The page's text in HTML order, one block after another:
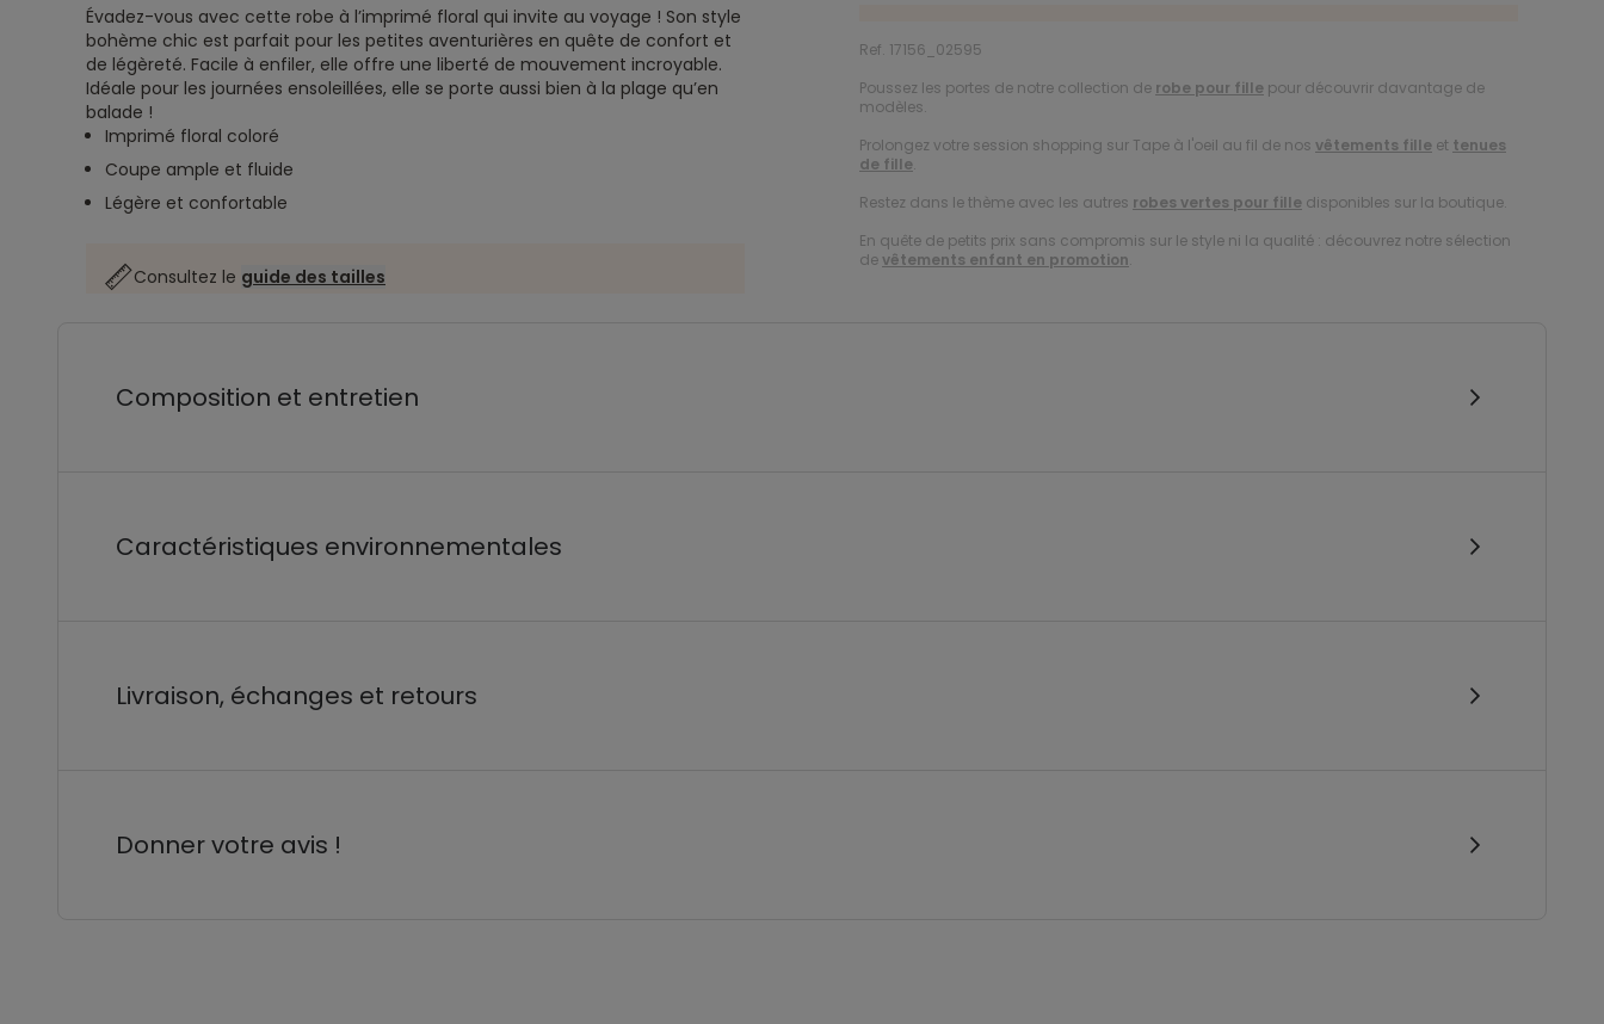
Évadez-vous avec cette robe à l’imprimé floral qui invite au voyage ! Son style
bohème chic est parfait pour les petites aventurières en quête de confort et
de légèreté. Facile à enfiler, elle offre une liberté de mouvement incroyable.
Idéale pour les journées ensoleillées, elle se porte aussi bien à la plage qu’en
balade !
Imprimé floral coloré
Coupe ample et fluide
Légère et confortable
Consultez le guide des tailles
Ref. 17156_02595
Poussez les portes de notre collection de robe pour fille pour découvrir davantage de
modèles.
Prolongez votre session shopping sur Tape à l'oeil au fil de nos vêtements fille et tenues
de fille.
Restez dans le thème avec les autres robes vertes pour fille disponibles sur la boutique.
En quête de petits prix sans compromis sur le style ni la qualité : découvrez notre sélection
devêtements enfant en promotion.
Composition et entretien
Caractéristiques environnementales
Livraison, échanges et retours
Donner votre avis !